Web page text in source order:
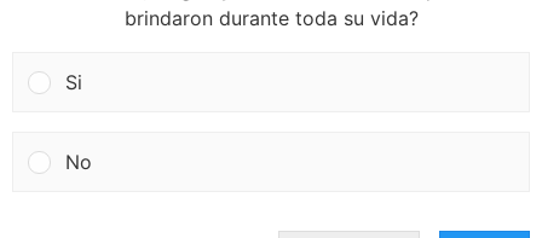
brindaron durante toda su vida?
Si
No